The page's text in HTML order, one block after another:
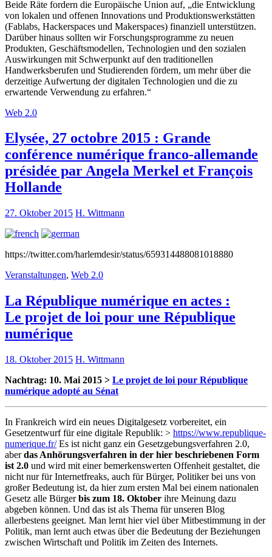
Beide Räte fordern die Europäische Union auf, „die Entwicklung
von lokalen und offenen Innovations­ und Produktionswerkstätten
(Fablabs, Hackerspaces und Makerspaces) finanziell unterstützen.
Darüber hinaus sollten wir Forschungsprogramme zu neuen
Produkten, Geschäftsmodellen, Technologien und den sozialen
Auswirkungen mit Schwerpunkt auf den traditionellen
Handwerksberufen und Studierenden fördern, um mehr über die
derzeitige Aufwertung der digitalen Technologien und die zu
erwartende Verwendung zu erfahren.“
Web 2.0
Elysée, 27 octobre 2015 : Grande
conférence numérique franco-allemande
présidée par Angela Merkel et François
Hollande
27. Oktober 2015 H. Wittmann
https://twitter.com/harlemdesir/status/659314488081018880
Veranstaltungen, Web 2.0
La République numérique en actes :
Le projet de loi pour une République
numérique
18. Oktober 2015 H. Wittmann
Nachtrag: 10. Mai 2015 > Le projet de loi pour République
numérique adopté au Sénat
In Frankreich wird ein neues Digitalgesetz vorbereitet, ein
Gesetzentwurf für eine digitale Republik: > https://www.republique-
numerique.fr/Es ist nicht ganz ein Gesetzgebungsverfahren 2.0,
aberdas Anhörungsverfahren in der hier beschriebenen Form
ist 2.0 und wird mit einer bemerkenswerten Offenheit gestaltet, die
nicht nur für Internetfreaks, auch für Bürger, Politiker bei uns von
großer Bedeutung ist, da hier zum ersten Mal bei einem nationalen
Gesetz alle Bürgerbis zum 18. Oktober ihre Meinung dazu
abgeben können. Und das ist als Thema für unseren Blog
allerbestens geeignet. Man lernt hier viel über Mitbestimmung in der
Politik, man lernt auch etwas über die Bedeutung der Beziehungen
zwischen Wirtschaft und Politik im Zeiten des Internets.